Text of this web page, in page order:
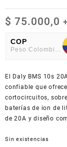
$ 75.000,0
COP
Peso Colombiano
American Dollar
El Daly BMS 10s
confiable que
cortocircuitos,
baterías de ion de
de 20A y diseño
Sin existencias